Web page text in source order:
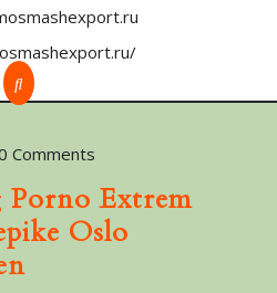
Comments
Extrem
Oslo